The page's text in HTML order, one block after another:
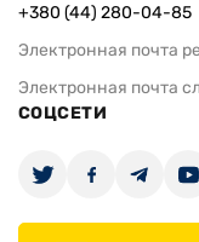
+380 (44) 280-04-85
Электронная почта
Электронная почта
СОЦСЕТИ